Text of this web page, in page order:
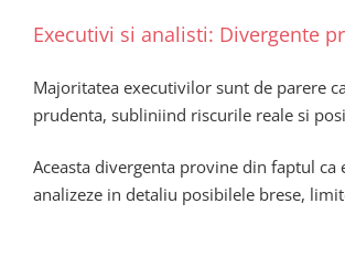
Executivi si analisti: Divergente
Majoritatea executivilor sunt de parere
prudenta, subliniind riscurile reale si
Aceasta divergenta provine din faptul
analizeze in detaliu posibilele brese,